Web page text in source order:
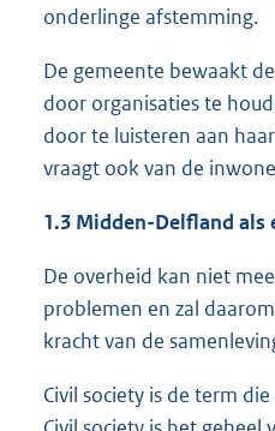
onderlinge afstemming.
De gemeente bewaakt
door organisaties te
door te luisteren aan
vraagt ook van de
1.3 Midden-Delfland als
De overheid kan niet
problemen en zal
kracht van de
Civil society is de term